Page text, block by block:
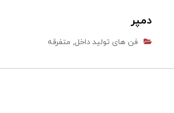
دمپر
فن های تولید داخل, متفرقه